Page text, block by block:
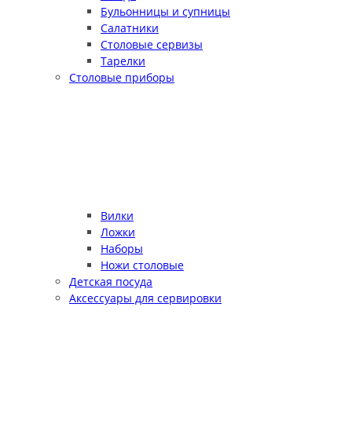
Бульонницы и супницы
Салатники
Столовые сервизы
Тарелки
Столовые приборы
Вилки
Ложки
Наборы
Ножи столовые
Детская посуда
Аксессуары для сервировки